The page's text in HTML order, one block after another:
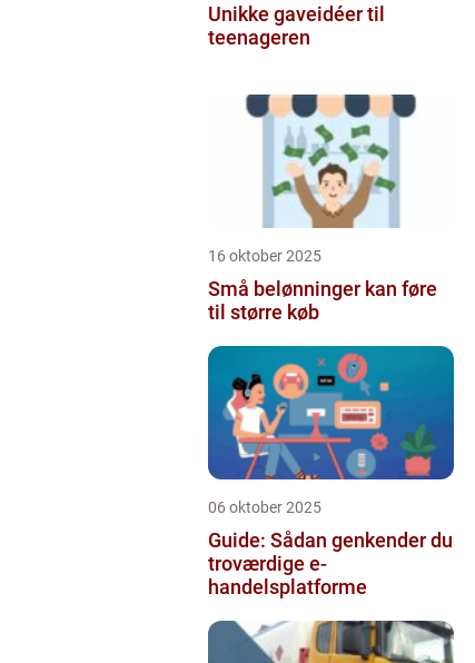
Unikke gaveidéer til
teenageren
16 oktober 2025
Små belønninger kan føre
til større køb
06 oktober 2025
Guide: Sådan genkender du
troværdige e-
handelsplatforme